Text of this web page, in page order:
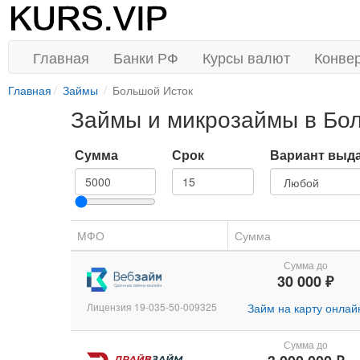
Главная Банки РФ Курсы валют
Главная Займы Большой Исток
Займы и микрозаймы в
Сумма Срок Вариант
МФО Сумма
Лицензия 19-035-50-009325
Сумма до
30 000 ₽
Займ на карту
Сумма до